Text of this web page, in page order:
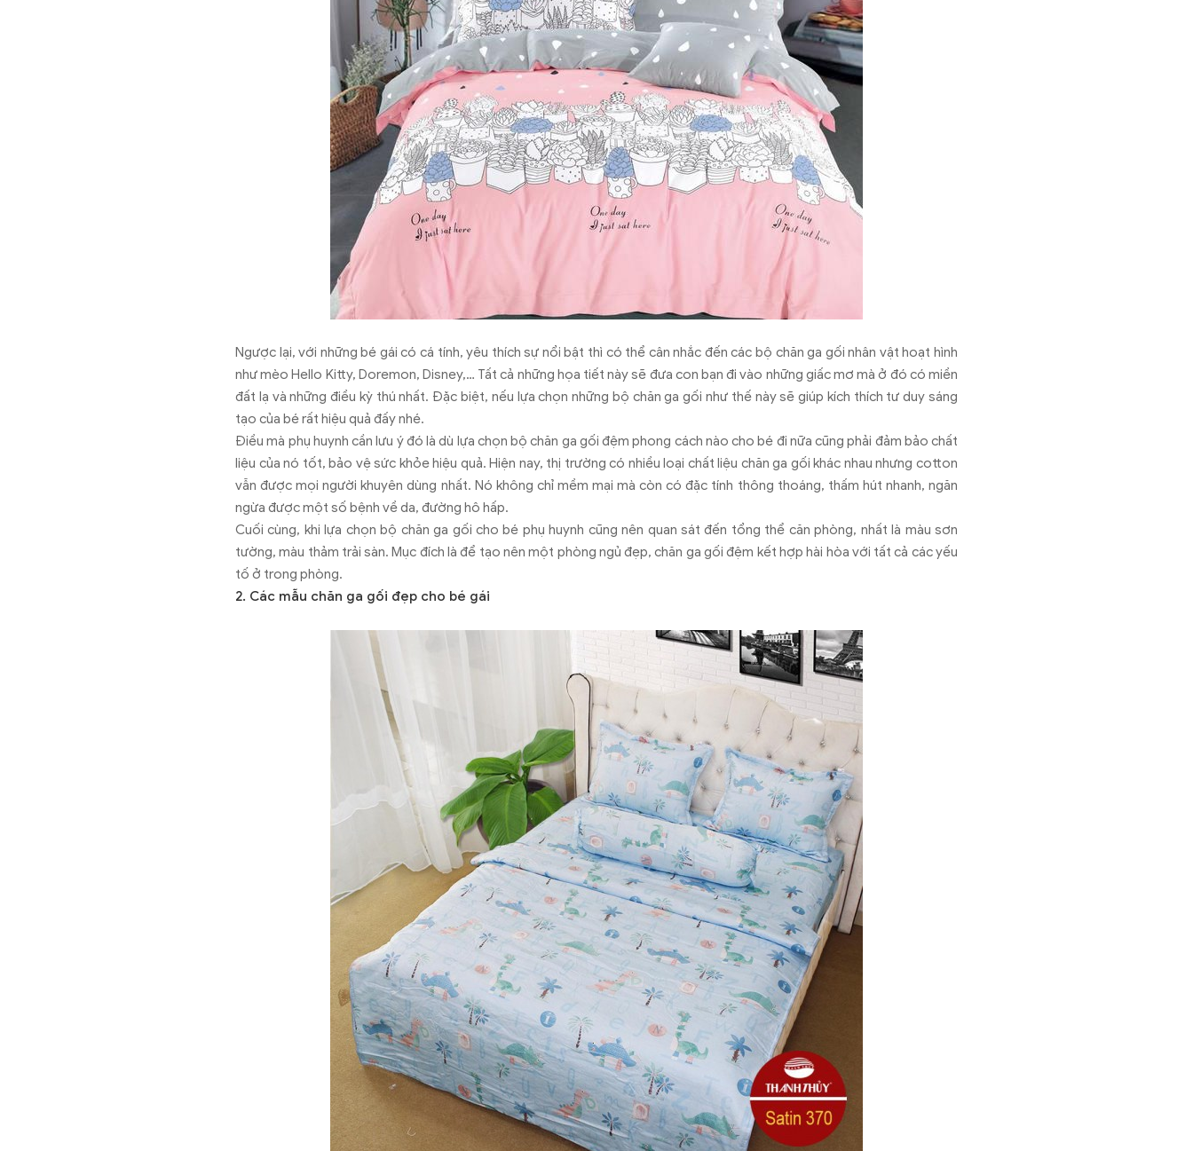
Ngược lại, với những bé gái có cá tính, yêu thích sự nổi bật thì có thể cân nhắc đến các bộ chăn ga gối nhân vật hoạt hình
như mèo Hello Kitty, Doremon, Disney,… Tất cả những họa tiết này sẽ đưa con bạn đi vào những giấc mơ mà ở đó có miền
đất lạ và những điều kỳ thú nhất. Đặc biệt, nếu lựa chọn những bộ chăn ga gối như thế này sẽ giúp kích thích tư duy sáng
tạo của bé rất hiệu quả đấy nhé.
Điều mà phụ huynh cần lưu ý đó là dù lựa chọn bộ chăn ga gối đệm phong cách nào cho bé đi nữa cũng phải đảm bảo chất
liệu của nó tốt, bảo vệ sức khỏe hiệu quả. Hiện nay, thị trường có nhiều loại chất liệu chăn ga gối khác nhau nhưng cotton
vẫn được mọi người khuyên dùng nhất. Nó không chỉ mềm mại mà còn có đặc tính thông thoáng, thấm hút nhanh, ngăn
ngừa được một số bệnh về da, đường hô hấp.
Cuối cùng, khi lựa chọn bộ chăn ga gối cho bé phụ huynh cũng nên quan sát đến tổng thể căn phòng, nhất là màu sơn
tường, màu thảm trải sàn. Mục đích là để tạo nên một phòng ngủ đẹp, chăn ga gối đệm kết hợp hài hòa với tất cả các yếu
tố ở trong phòng.
2. Các mẫu chăn ga gối đẹp cho bé gái